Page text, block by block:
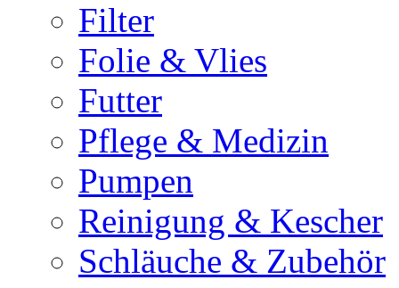
Filter
Folie & Vlies
Futter
Pflege & Medizin
Pumpen
Reinigung & Kescher
Schläuche & Zubehör